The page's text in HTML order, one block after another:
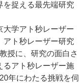
を捉える最先端研究
大学アト秒レーザー
アト秒レーザー研究
授に、研究の面白さ
るアト秒レーザー施
年にわたる挑戦を伺